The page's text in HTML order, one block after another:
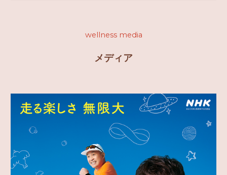
wellness media
メディア